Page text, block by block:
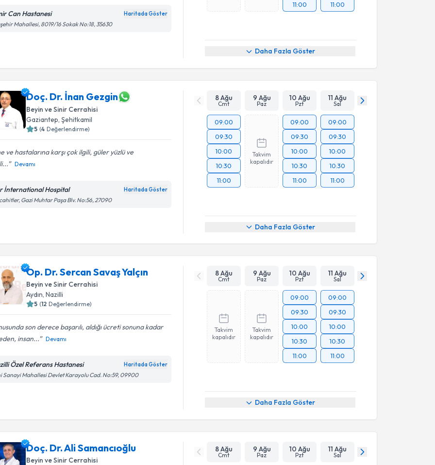
Can Hastanesi Haritada Göster
Mahallesi, 8019/16 Sokak No:18, 35630
11:00
11:00
Daha Fazla Göster
Doç. Dr. İnan Gezgin
Beyin ve Sinir Cerrahisi
Gaziantep , Şehitkamil
5 (4 Değerlendirme)
ve hastalarına karşı çok ilgili, güler yüzlü ve
Devamı
İnternational Hospital Haritada Göster
Gazi Muhtar Paşa Blv. No:56, 27090
8 Ağu
Cmt
9 Ağu
Paz
10 Ağu
Pzt
11 Ağu
Sal
09:00
09:30
10:00
10:30
11:00
Takvim
kapalıdır
09:00
09:30
10:00
10:30
11:00
09:00
09:30
10:00
10:30
11:00
Daha Fazla Göster
Op. Dr. Sercan Savaş Yalçın
Beyin ve Sinir Cerrahisi
Aydın, Nazilli
5 (12 Değerlendirme)
son derece başarılı, aldığı ücreti sonuna kadar
insan...
Devamı
Özel Referans Hastanesi Haritada Göster
Sanayi Mahallesi Devlet Karayolu Cad. No:59, 09900
8 Ağu
Cmt
9 Ağu
Paz
10 Ağu
Pzt
11 Ağu
Sal
Takvim
kapalıdır
Takvim
kapalıdır
09:00
09:30
10:00
10:30
11:00
09:00
09:30
10:00
10:30
11:00
Daha Fazla Göster
Doç. Dr. Ali Samancıoğlu
Beyin ve Sinir Cerrahisi
8 Ağu
Cmt
9 Ağu
Paz
10 Ağu
Pzt
11 Ağu
Sal